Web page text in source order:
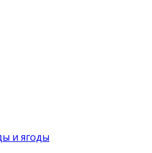
и ягоды